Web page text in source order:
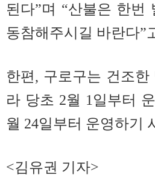
된다”며 “산불은 한
동참해주시길 바란다”
한편, 구로구는 건조
라 당초 2월 1일부터
월 24일부터 운영하기
<김유권 기자>